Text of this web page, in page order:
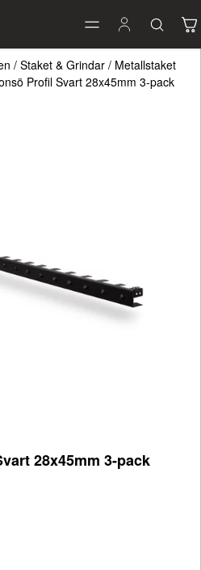
/ Staket & Grindar / Metallstaket
Profil Svart 28x45mm 3-pack
28x45mm 3-pack